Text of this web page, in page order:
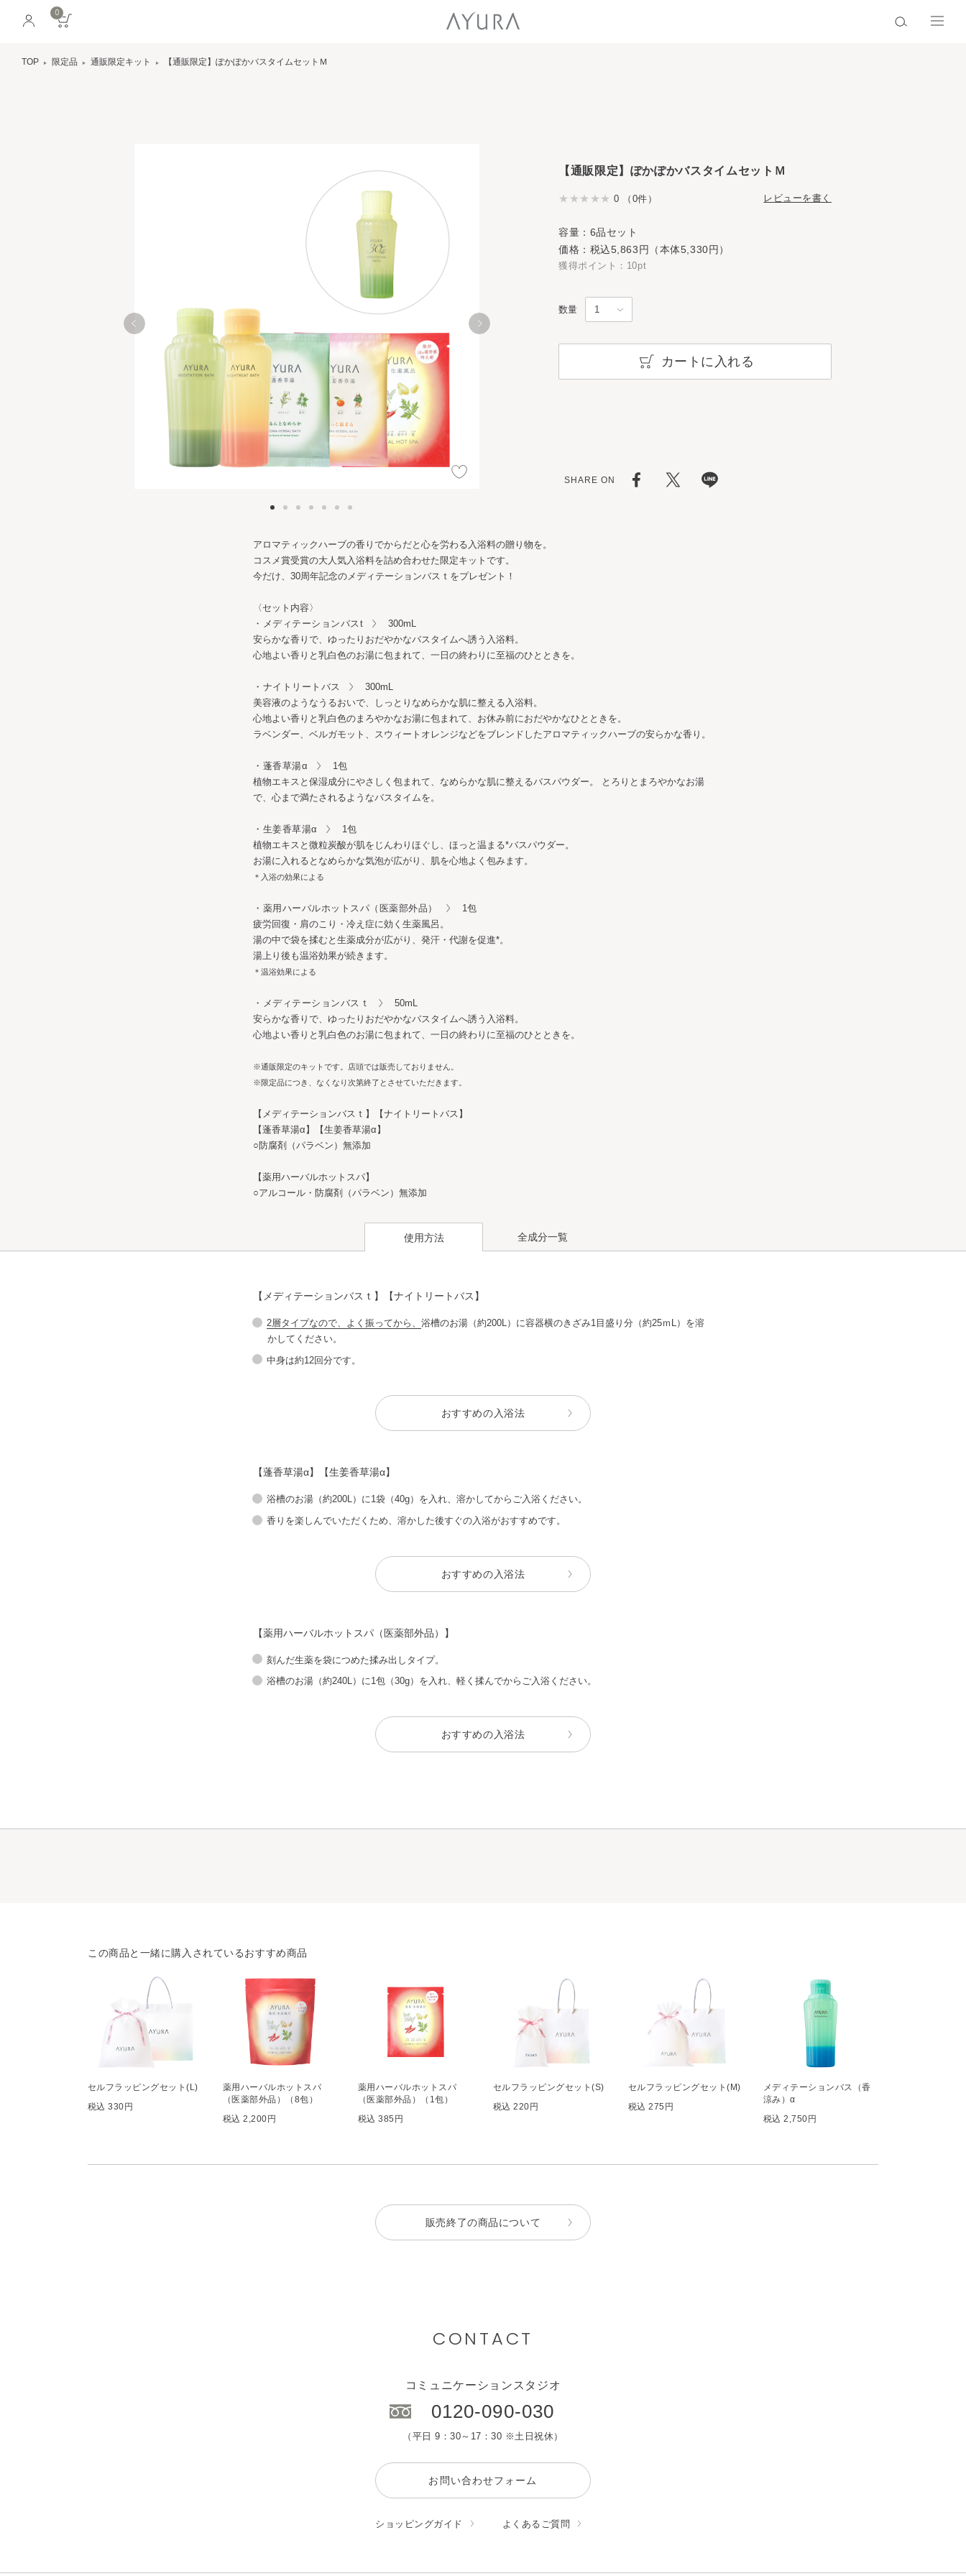
0
TOP 限定品 通販限定キット 【通販限定】ぽかぽかバスタイムセットＭ
【通販限定】ぽかぽかバスタイムセットＭ
0 （0件） レビューを書く
アロマティックハーブの香りでからだと心を労わる入浴料の贈り物を。
コスメ賞受賞の大人気入浴料を詰め合わせた限定キットです。
今だけ、30周年記念のメディテーションバスｔをプレゼント！
〈セット内容〉
・メディテーションバスt
300mL
安らかな香りで、ゆったりおだやかなバスタイムへ誘う入浴料。
心地よい香りと乳白色のお湯に包まれて、一日の終わりに至福のひとときを。
・ナイトリートバス
300mL
美容液のようなうるおいで、しっとりなめらかな肌に整える入浴料。
心地よい香りと乳白色のまろやかなお湯に包まれて、お休み前におだやかなひとときを。
ラベンダー、ベルガモット、スウィートオレンジなどをブレンドしたアロマティックハーブの安らかな香り。
・蓬香草湯α
1包
植物エキスと保湿成分にやさしく包まれて、なめらかな肌に整えるバスパウダー。 とろりとまろやかなお湯
で、心まで満たされるようなバスタイムを。
・生姜香草湯α
1包
植物エキスと微粒炭酸が肌をじんわりほぐし、ほっと温まる*バスパウダー。
お湯に入れるとなめらかな気泡が広がり、肌を心地よく包みます。
＊入浴の効果による
・薬用ハーバルホットスパ（医薬部外品）
1包
疲労回復・肩のこり・冷え症に効く生薬風呂。
湯の中で袋を揉むと生薬成分が広がり、発汗・代謝を促進*。
湯上り後も温浴効果が続きます。
＊温浴効果による
・メディテーションバスｔ
50mL
安らかな香りで、ゆったりおだやかなバスタイムへ誘う入浴料。
心地よい香りと乳白色のお湯に包まれて、一日の終わりに至福のひとときを。
※通販限定のキットです。店頭では販売しておりません。
※限定品につき、なくなり次第終了とさせていただきます。
【メディテーションバスｔ】【ナイトリートバス】
【蓬香草湯α】【生姜香草湯α】
○防腐剤（パラベン）無添加
【薬用ハーバルホットスパ】
○アルコール・防腐剤（パラベン）無添加
容量：6品セット
価格：税込5,863円（本体5,330円）
獲得ポイント：10pt
数量
カートに入れる
SHARE ON
使用方法
【メディテーションバスｔ】【ナイトリートバス】
2層タイプなので、よく振ってから、浴槽のお湯（約200L）に容器横のきざみ1目盛り分（約25ｍL）を溶
かしてください。
中身は約12回分です。
おすすめの入浴法
【蓬香草湯α】【生姜香草湯α】
浴槽のお湯（約200L）に1袋（40g）を入れ、溶かしてからご入浴ください。
香りを楽しんでいただくため、溶かした後すぐの入浴がおすすめです。
おすすめの入浴法
【薬用ハーバルホットスパ（医薬部外品）】
刻んだ生薬を袋につめた揉み出しタイプ。
浴槽のお湯（約240L）に1包（30g）を入れ、軽く揉んでからご入浴ください。
おすすめの入浴法
全成分一覧
この商品と一緒に購入されているおすすめ商品
セルフラッピングセット(L)
税込 330円
薬用ハーバルホットスパ
（医薬部外品）（8包）
税込 2,200円
薬用ハーバルホットスパ
（医薬部外品）（1包）
税込 385円
セルフラッピングセット(S)
税込 220円
セルフラッピングセット(M)
税込 275円
メディテーションバス（香
涼み）α
税込 2,750円
販売終了の商品について
CONTACT
コミュニケーションスタジオ
0120-090-030
（平日 9：30～17：30 ※土日祝休）
お問い合わせフォーム
ショッピングガイド よくあるご質問